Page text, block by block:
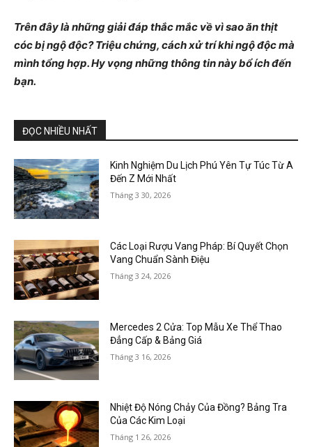
Trên đây là những giải đáp thắc mắc về vì sao ăn thịt
cóc bị ngộ độc? Triệu chứng, cách xử trí khi ngộ độc mà
mình tổng hợp. Hy vọng những thông tin này bổ ích đến
bạn.
ĐỌC NHIỀU NHẤT
Kinh Nghiệm Du Lịch Phú Yên Tự Túc Từ A
Đến Z Mới Nhất
Tháng 3 30, 2026
Các Loại Rượu Vang Pháp: Bí Quyết Chọn
Vang Chuẩn Sành Điệu
Tháng 3 24, 2026
Mercedes 2 Cửa: Top Mẫu Xe Thể Thao
Đẳng Cấp & Bảng Giá
Tháng 3 16, 2026
Nhiệt Độ Nóng Chảy Của Đồng? Bảng Tra
Của Các Kim Loại
Tháng 1 26, 2026